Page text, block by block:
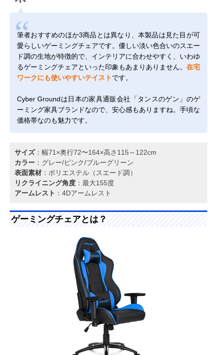
筆者おすすめのほか3商品とは異なり、本製品は見た目が可
愛らしいゲーミングチェアです。優しい淡い色合いのスエー
ド調の生地が特徴的で、インテリアに合わせやすく、いわゆ
るゲーミングチェアといった印象もあまりありません。 在宅
ワークにも使いやすいテイストです。
Cyber Groundは日本の家具通販会社「タンスのゲン」のゲ
ーミング家具ブランドなので、安心感もありますね。手頃な
価格帯なのも魅力です。
サイズ：幅71×奥行72〜164×高さ115～122cm
カラー ：グレー/ピンク/ブルーグリーン
表面素材 ：ポリエステル（スエード調）
リクライニング角度 ：最大155度
アームレスト ：4Dアームレスト
ゲーミングチェアとは？